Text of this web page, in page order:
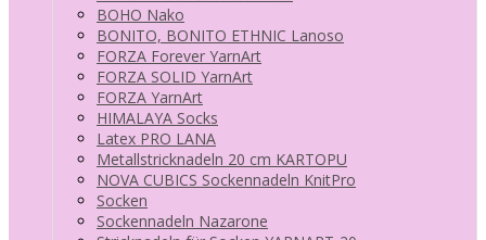
BOHO Nako
BONITO, BONITO ETHNIC Lanoso
FORZA Forever YarnArt
FORZA SOLID YarnArt
FORZA YarnArt
HIMALAYA Socks
Latex PRO LANA
Metallstricknadeln 20 cm KARTOPU
NOVA CUBICS Sockennadeln KnitPro
Socken
Sockennadeln Nazarone